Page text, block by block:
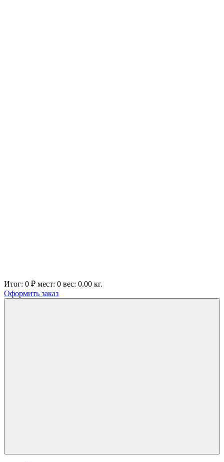
Итог: 0 ₽ мест: 0 вес: 0.00 кг.
Оформить заказ